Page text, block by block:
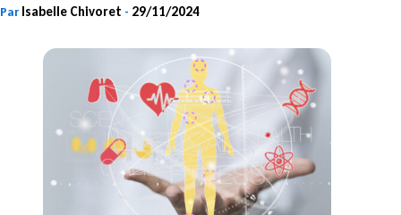
Par Isabelle Chivoret - 29/11/2024